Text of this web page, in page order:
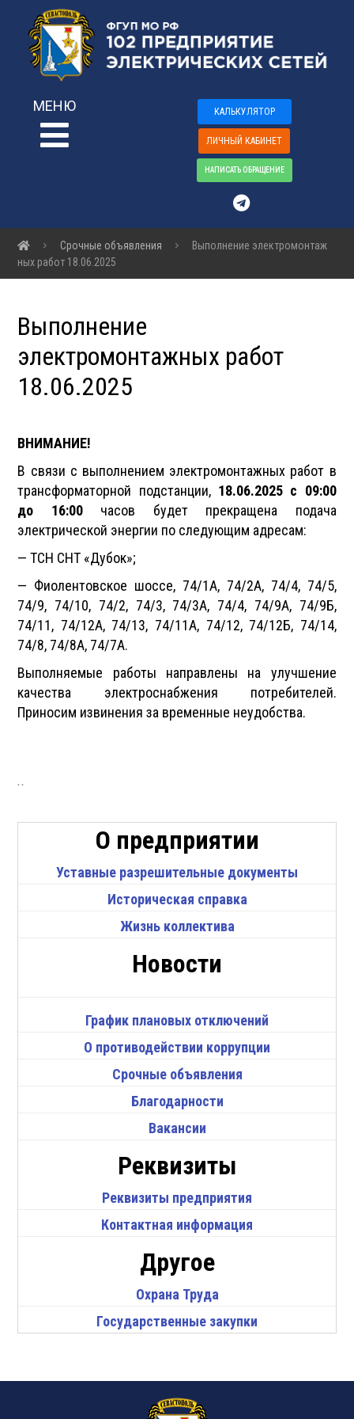
МЕНЮ КАЛЬКУЛЯТОР
ЛИЧНЫЙ КАБИНЕТ
НАПИСАТЬ ОБРАЩЕНИЕ
Срочные объявления
Выполнение электромонтаж
ных работ 18.06.2025
Выполнение
электромонтажных работ
18.06.2025
ВНИМАНИЕ!
В связи с выполнением электромонтажных работ в
трансформаторной подстанции, 18.06.2025 с 09:00
до 16:00часов будет прекращена подача
электрической энергии по следующим адресам:
— ТСН СНТ «Дубок»;
— Фиолентовское шоссе, 74/1А, 74/2А, 74/4, 74/5,
74/9, 74/10, 74/2, 74/3, 74/3А, 74/4, 74/9А, 74/9Б,
74/11, 74/12А, 74/13, 74/11А, 74/12, 74/12Б, 74/14,
74/8, 74/8А, 74/7А.
Выполняемые работы направлены на улучшение
качества электроснабжения потребителей.
Приносим извинения за временные неудобства.
..
О предприятии
Уставные разрешительные документы
Историческая справка
Жизнь коллектива
Новости
График плановых отключений
О противодействии коррупции
Срочные объявления
Благодарности
Вакансии
Реквизиты
Реквизиты предприятия
Контактная информация
Другое
Охрана Труда
Государственные закупки